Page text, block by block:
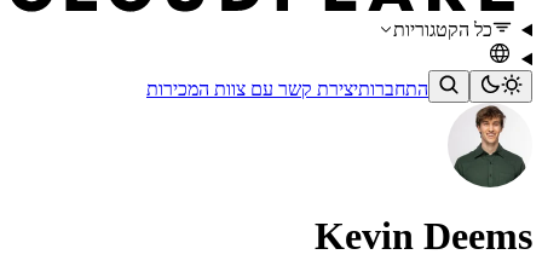
כל הקטגוריות
התחברותיצירת קשר עם צוות המכירות
Kevin Deems